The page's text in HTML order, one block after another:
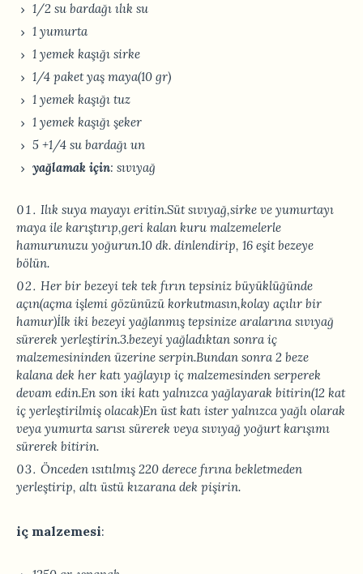
1/2 su bardağı ılık su
1 yumurta
1 yemek kaşığı sirke
1/4 paket yaş maya(10 gr)
1 yemek kaşığı tuz
1 yemek kaşığı şeker
5 +1/4 su bardağı un
yağlamak için: sıvıyağ
Ilık suya mayayı eritin.Süt sıvıyağ,sirke ve yumurtayı
maya ile karıştırıp,geri kalan kuru malzemelerle
hamurunuzu yoğurun.10 dk. dinlendirip, 16 eşit bezeye
bölün.
Her bir bezeyi tek tek fırın tepsiniz büyüklüğünde
açın(açma işlemi gözünüzü korkutmasın,kolay açılır bir
hamur)İlk iki bezeyi yağlanmış tepsinize aralarına sıvıyağ
sürerek yerleştirin.3.bezeyi yağladıktan sonra iç
malzemesininden üzerine serpin.Bundan sonra 2 beze
kalana dek her katı yağlayıp iç malzemesinden serperek
devam edin.En son iki katı yalnızca yağlayarak bitirin(12 kat
iç yerleştirilmiş olacak)En üst katı ister yalnızca yağlı olarak
veya yumurta sarısı sürerek veya sıvıyağ yoğurt karışımı
sürerek bitirin.
Önceden ısıtılmış 220 derece fırına bekletmeden
yerleştirip, altı üstü kızarana dek pişirin.
iç malzemesi: